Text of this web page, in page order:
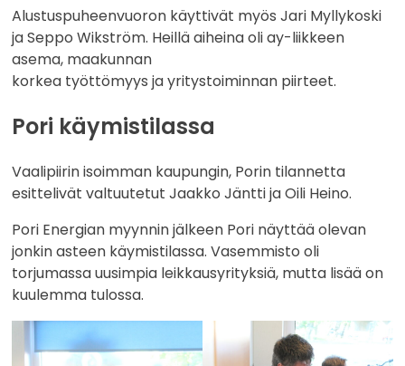
Alustuspuheenvuoron käyttivät myös Jari Myllykoski
ja Seppo Wikström. Heillä aiheina oli ay-liikkeen
asema, maakunnan
korkea työttömyys ja yritystoiminnan piirteet.
Pori käymistilassa
Vaalipiirin isoimman kaupungin, Porin tilannetta
esittelivät valtuutetut Jaakko Jäntti ja Oili Heino.
Pori Energian myynnin jälkeen Pori näyttää olevan
jonkin asteen käymistilassa. Vasemmisto oli
torjumassa uusimpia leikkausyrityksiä, mutta lisää on
kuulemma tulossa.